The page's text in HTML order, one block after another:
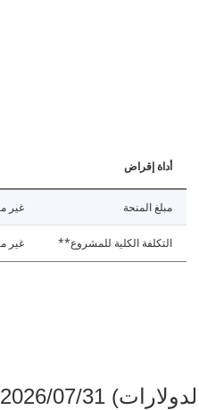
أداة إقراض
مبلغ المنحة غير
التكلفة الكلية للمشروع** غير
07/31